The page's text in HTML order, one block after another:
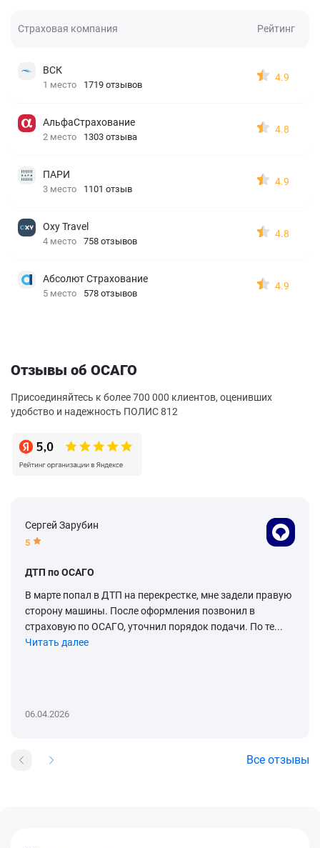
Страховая компания Рейтинг
ВСК
1 место 1719 отзывов
4.9
АльфаСтрахование
2 место 1303 отзыва
4.8
ПАРИ
3 место 1101 отзыв
4.9
Oxy Travel
4 место 758 отзывов
4.8
Абсолют Страхование
5 место 578 отзывов
4.9
Отзывы об ОСАГО
Присоединяйтесь к более 700 000 клиентов, оценивших
удобство и надежность ПОЛИС 812
Сергей Зарубин
5
ДТП по ОСАГО
В марте попал в ДТП на перекрестке, мне задели правую
сторону машины. После оформления позвонил в
страховую по ОСАГО, уточнил порядок подачи. По те...
Читать далее
06.04.2026
Все отзывы